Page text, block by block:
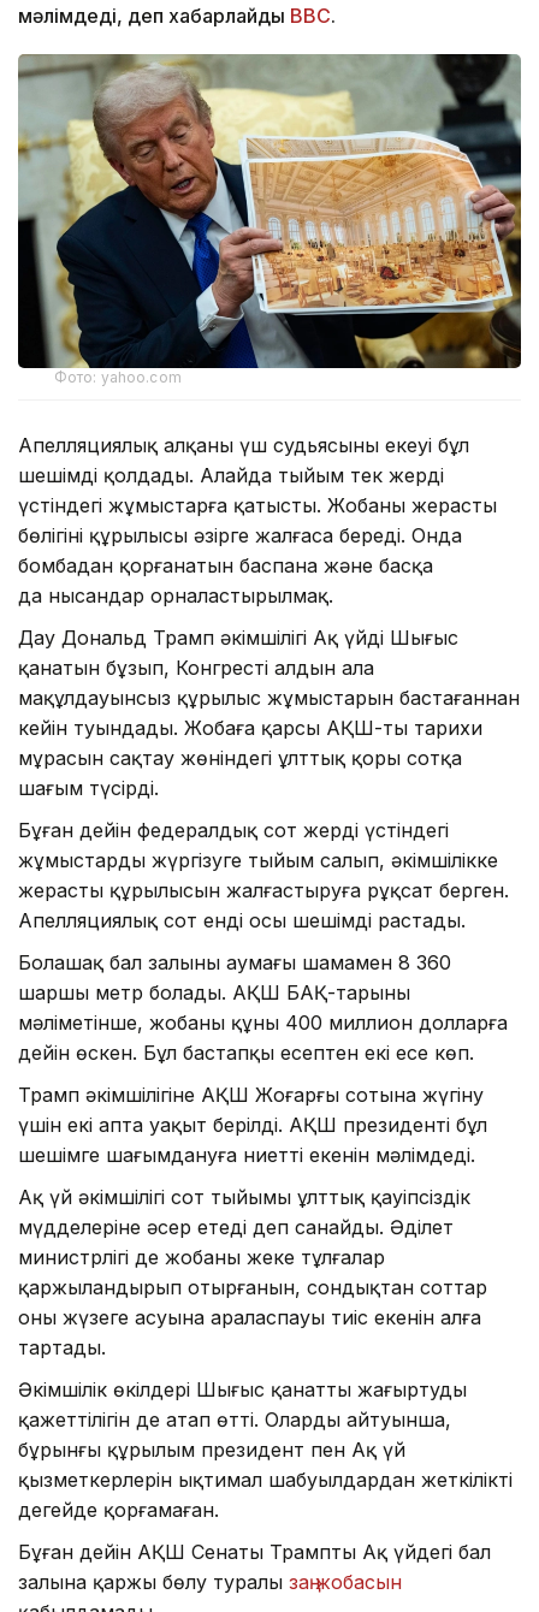
мәлімдеді, деп хабарлайды BBC.
Фото: yahoo.com
Апелляциялық алқаның үш судьясының екеуі бұл
шешімді қолдады. Алайда тыйым тек жердің
үстіндегі жұмыстарға қатысты. Жобаның жерасты
бөлігінің құрылысы әзірге жалғаса береді. Онда
бомбадан қорғанатын баспана және басқа
да нысандар орналастырылмақ.
Дау Дональд Трамп әкімшілігі Ақ үйдің Шығыс
қанатын бұзып, Конгрестің алдын ала
мақұлдауынсыз құрылыс жұмыстарын бастағаннан
кейін туындады. Жобаға қарсы АҚШ-тың тарихи
мұрасын сақтау жөніндегі ұлттық қоры сотқа
шағым түсірді.
Бұған дейін федералдық сот жердің үстіндегі
жұмыстарды жүргізуге тыйым салып, әкімшілікке
жерасты құрылысын жалғастыруға рұқсат берген.
Апелляциялық сот енді осы шешімді растады.
Болашақ бал залының аумағы шамамен 8 360
шаршы метр болады. АҚШ БАҚ-тарының
мәліметінше, жобаның құны 400 миллион долларға
дейін өскен. Бұл бастапқы есептен екі есе көп.
Трамп әкімшілігіне АҚШ Жоғарғы сотына жүгіну
үшін екі апта уақыт берілді. АҚШ президенті бұл
шешімге шағымдануға ниетті екенін мәлімдеді.
Ақ үй әкімшілігі сот тыйымы ұлттық қауіпсіздік
мүдделеріне әсер етеді деп санайды. Әділет
министрлігі де жобаны жеке тұлғалар
қаржыландырып отырғанын, сондықтан соттар
оның жүзеге асуына араласпауы тиіс екенін алға
тартады.
Әкімшілік өкілдері Шығыс қанатты жаңғыртудың
қажеттілігін де атап өтті. Олардың айтуынша,
бұрынғы құрылым президент пен Ақ үй
қызметкерлерін ықтимал шабуылдардан жеткілікті
деңгейде қорғамаған.
Бұған дейін АҚШ Сенаты Трамптың Ақ үйдегі бал
залына қаржы бөлу туралы заң жобасын